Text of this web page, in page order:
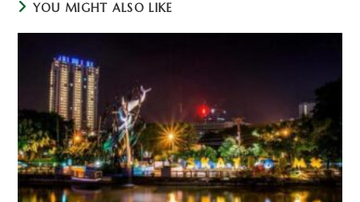
YOU MIGHT ALSO LIKE